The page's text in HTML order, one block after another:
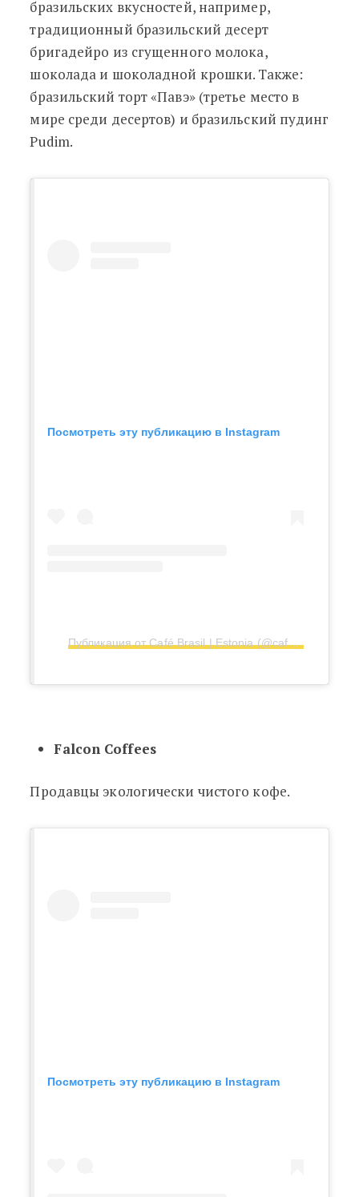
бразильских вкусностей, например,
традиционный бразильский десерт
бригадейро из сгущенного молока,
шоколада и шоколадной крошки. Также:
бразильский торт «Павэ» (третье место в
мире среди десертов) и бразильский пудинг
Pudim.
Посмотреть эту публикацию в Instagram
Публикация от Café Brasil | Estonia (@cafebrasil.ee)
Falcon Coffees
Продавцы экологически чистого кофе.
Посмотреть эту публикацию в Instagram